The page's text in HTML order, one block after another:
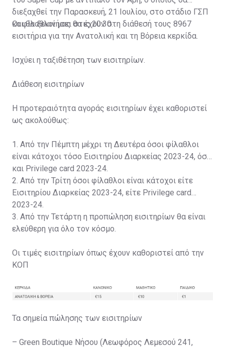
διεξαχθεί την Παρασκευή, 21 Ιουλίου, στο στάδιο ΓΣΠ
και θα ξεκινήσει στις 20:30.
Οι φίλαθλοί μας θα έχουν στη διάθεσή τους 8967
εισιτήρια για την Ανατολική και τη Βόρεια κερκίδα.
Ισχύει η ταξιθέτηση των εισιτηρίων.
Διάθεση εισιτηρίων
Η προτεραιότητα αγοράς εισιτηρίων έχει καθοριστεί
ως ακολούθως:
1. Από την Πέμπτη μέχρι τη Δευτέρα όσοι φίλαθλοι
είναι κάτοχοι τόσο Εισιτηρίου Διαρκείας 2023-24, όσο
και Privilege card 2023-24.
2. Από την Τρίτη όσοι φίλαθλοι είναι κάτοχοι είτε
Εισιτηρίου Διαρκείας 2023-24, είτε Privilege card
2023-24.
3. Από την Τετάρτη η προπώληση εισιτηρίων θα είναι
ελεύθερη για όλο τον κόσμο.
Οι τιμές εισιτηρίων όπως έχουν καθοριστεί από την
ΚΟΠ
Τα σημεία πώλησης των εισιτηρίων
– Green Boutique Νήσου (Λεωφόρος Λεμεσού 241,